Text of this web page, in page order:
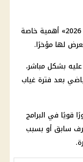
» أهمية خاصة
لها مؤخرًا.
بشكل مباشر،
بعد فترة غياب
قويًا في البرامج
سابق أو بسبب